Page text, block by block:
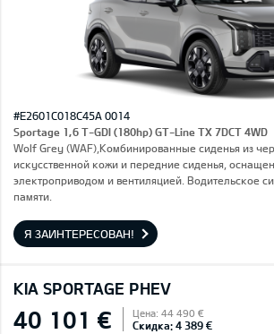
#E2601C018C45A 0014
Sportage 1,6 T-GDI (180hp) GT-Line TX 7DCT 4WD
Wolf Grey (WAF),Комбинированные сиденья из
искусственной кожи и передние сиденья,
электроприводом и вентиляцией. Водительское
памяти.
Я ЗАИНТЕРЕСОВАН!
KIA SPORTAGE PHEV
40 101 € Цена: 44 490 €
Скидка: 4 389 €